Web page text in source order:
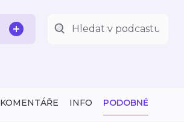
KOMENTÁŘE INFO PODOBNÉ